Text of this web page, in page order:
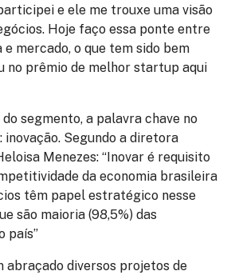
e ele me trouxe uma visão
Hoje faço essa ponte entre
e mercado, o que tem sido bem
no prêmio de melhor startup aqui
segmento, a palavra chave no
Segundo a diretora
Menezes: “Inovar é requisito
da economia brasileira
têm papel estratégico nesse
são maioria (98,5%) das
país”
abraçado diversos projetos de